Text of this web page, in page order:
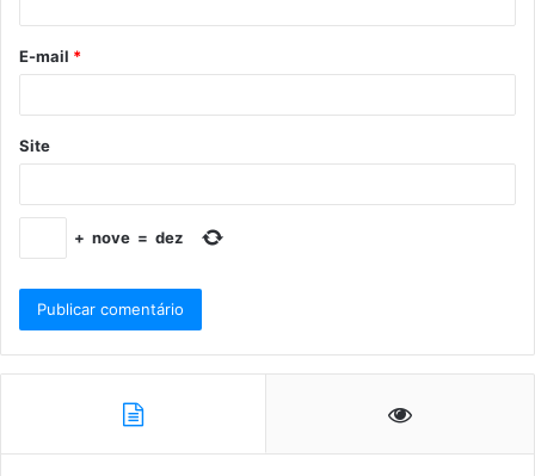
E-mail *
Site
+ nove = dez